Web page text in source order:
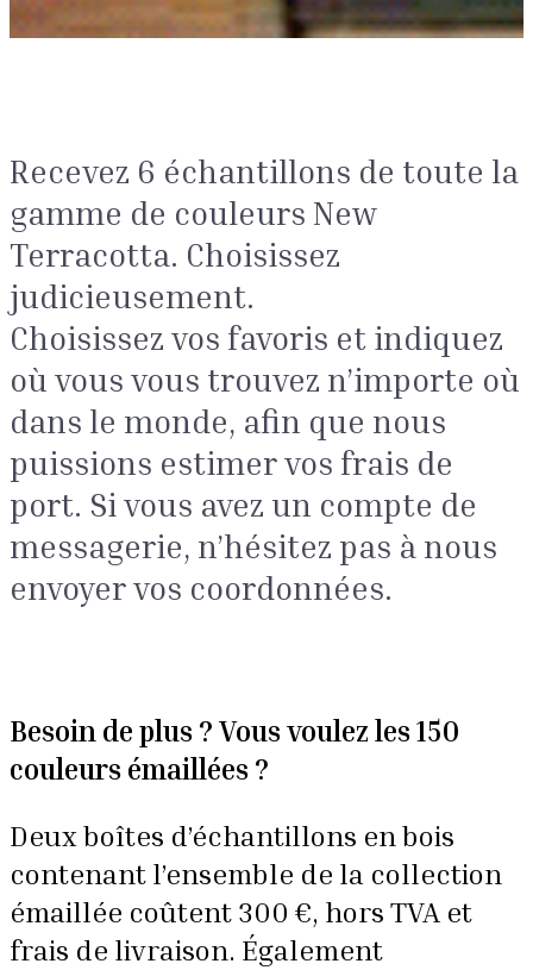
Recevez 6 échantillons de toute la
gamme de couleurs New
Terracotta. Choisissez
judicieusement.
Choisissez vos favoris et indiquez
où vous vous trouvez n’importe où
dans le monde, afin que nous
puissions estimer vos frais de
port. Si vous avez un compte de
messagerie, n’hésitez pas à nous
envoyer vos coordonnées.
Besoin de plus ? Vous voulez les 150
couleurs émaillées ?
Deux boîtes d’échantillons en bois
contenant l’ensemble de la collection
émaillée coûtent 300 €, hors TVA et
frais de livraison. Également